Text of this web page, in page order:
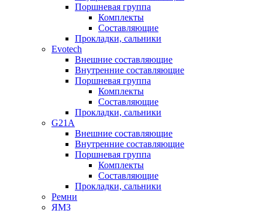
Поршневая группа
Комплекты
Составляющие
Прокладки, сальники
Evotech
Внешние составляющие
Внутренние составляющие
Поршневая группа
Комплекты
Составляющие
Прокладки, сальники
G21A
Внешние составляющие
Внутренние составляющие
Поршневая группа
Комплекты
Составляющие
Прокладки, сальники
Ремни
ЯМЗ